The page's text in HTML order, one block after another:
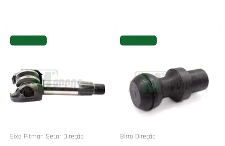
Eixo Pitman Setor Direção Birro Direção